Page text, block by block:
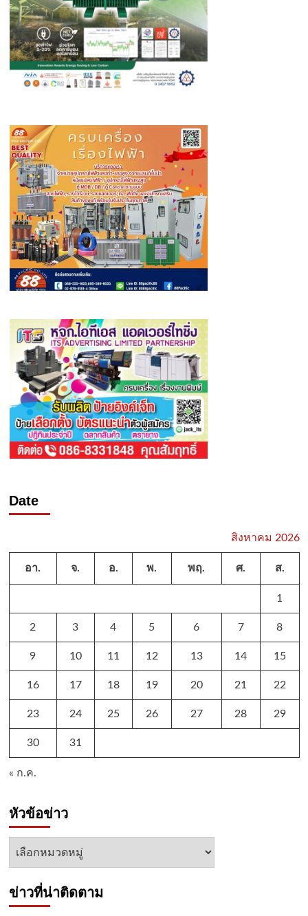
Date
สิงหาคม 2026
อา. จ. อ. พ. พฤ. ศ. ส.
1
2 3 4 5 6 7 8
9 10 11 12 13 14 15
16 17 18 19 20 21 22
23 24 25 26 27 28 29
30 31
« ก.ค.
หัวข้อข่าว
หัวข้อ
ข่าวที่น่าติดตาม